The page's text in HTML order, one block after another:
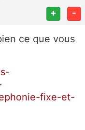
+ -
ce que vous
fixe-et-